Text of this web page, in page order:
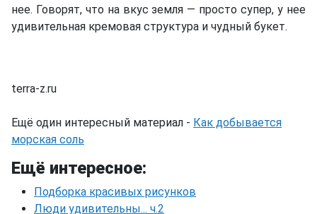
нее. Говорят, что на вкус земля — просто супер, у нее
удивительная кремовая структура и чудный букет.
terra-z.ru
Ещё один интересный материал - Как добывается
морская соль
Ещё интересное:
Подборка красивых рисунков
Люди удивительны... ч.2